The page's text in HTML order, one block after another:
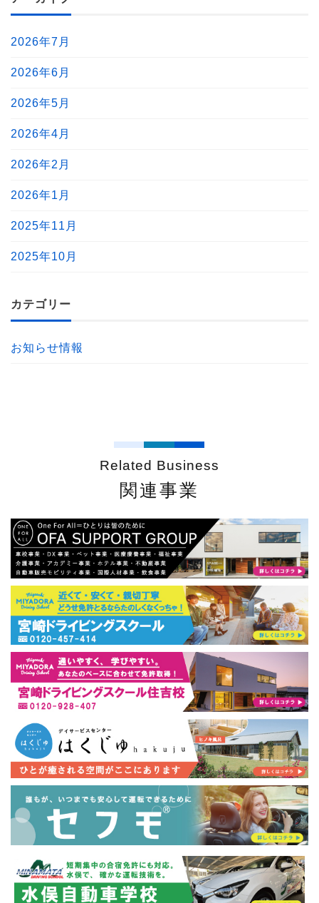
2026年7月
2026年6月
2026年5月
2026年4月
2026年2月
2026年1月
2025年11月
2025年10月
カテゴリー
お知らせ情報
Related Business
関連事業